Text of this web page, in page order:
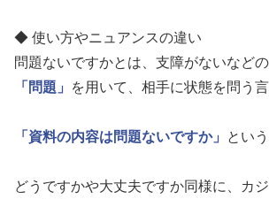
◆ 使い方やニュアンスの違い
問題ないですかとは、支障がないなど
「問題」
を用いて、相手に状態を問う言
「資料の内容は問題ないですか」 とい
どうですかや大丈夫ですか同様に、カ